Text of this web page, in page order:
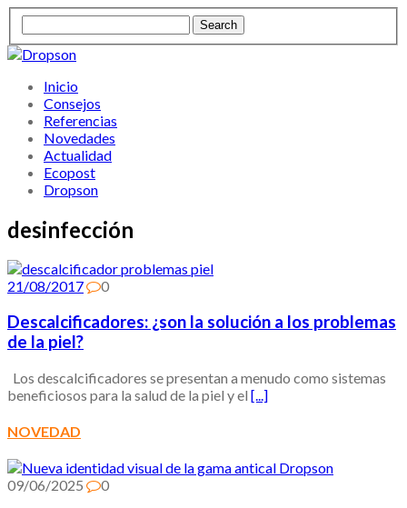
Inicio
Consejos
Referencias
Novedades
Actualidad
Ecopost
Dropson
desinfección
21/08/2017 0
Descalcificadores: ¿son la solución a los problemas
de la piel?
Los descalcificadores se presentan a menudo como sistemas
beneficiosos para la salud de la piel y el [...]
NOVEDAD
09/06/2025 0